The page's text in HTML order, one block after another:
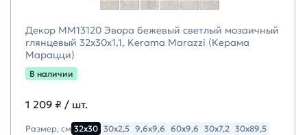
Декор MM13120 Эвора бежевый светлый мозаичный
глянцевый 32x30x1,1, Kerama Marazzi (Керама
Марацци)
В наличии
1 209 ₽ / шт.
Размер, см 32х30 30х2,5 9,6х9,6 60х9,6 30х7,2 30х89,5